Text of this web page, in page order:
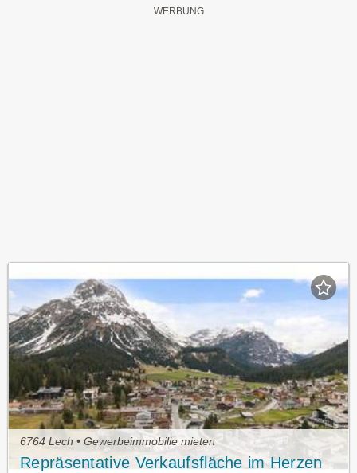
6764 Lech • Gewerbeimmobilie mieten
Repräsentative Verkaufsfläche im Herzen